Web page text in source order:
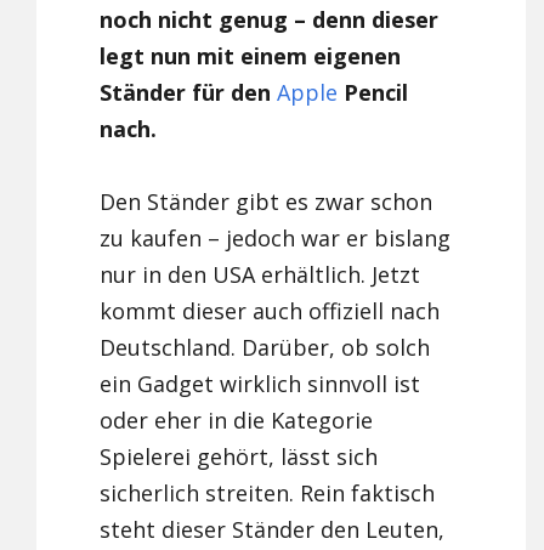
noch nicht genug – denn dieser
legt nun mit einem eigenen
Ständer für denApple Pencil
nach.
Den Ständer gibt es zwar schon
zu kaufen – jedoch war er bislang
nur in den USA erhältlich. Jetzt
kommt dieser auch offiziell nach
Deutschland. Darüber, ob solch
ein Gadget wirklich sinnvoll ist
oder eher in die Kategorie
Spielerei gehört, lässt sich
sicherlich streiten. Rein faktisch
steht dieser Ständer den Leuten,